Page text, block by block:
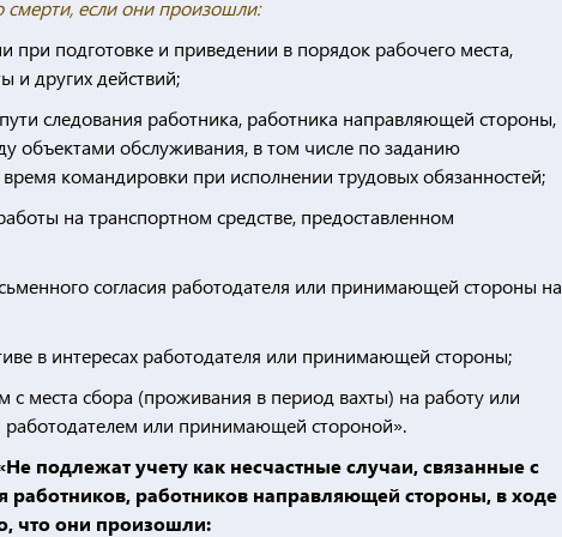
смерти, если они произошли:
подготовке и приведении в порядок рабочего места,
и других действий;
следования работника, работника направляющей стороны,
объектами обслуживания, в том числе по заданию
командировки при исполнении трудовых обязанностей;
на транспортном средстве, предоставленном
согласия работодателя или принимающей стороны на
в интересах работодателя или принимающей стороны;
места сбора (проживания в период вахты) на работу или
работодателем или принимающей стороной».
подлежат учету как несчастные случаи, связанные с
работников, работников направляющей стороны, в ходе
что они произошли: